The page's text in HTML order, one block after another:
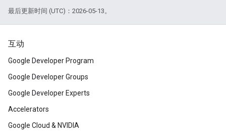
最后更新时间 (UTC)：2026-05-13。
互动
Google Developer Program
Google Developer Groups
Google Developer Experts
Accelerators
Google Cloud & NVIDIA